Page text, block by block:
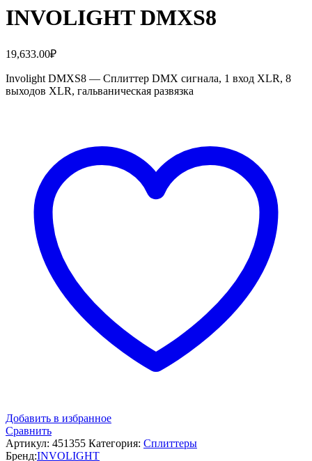
INVOLIGHT DMXS8
19,633.00₽
Involight DMXS8 — Сплиттер DMX сигнала, 1 вход XLR, 8
выходов XLR, гальваническая развязка
Добавить в избранное
Сравнить
Артикул: 451355 Категория: Сплиттеры
Бренд:INVOLIGHT